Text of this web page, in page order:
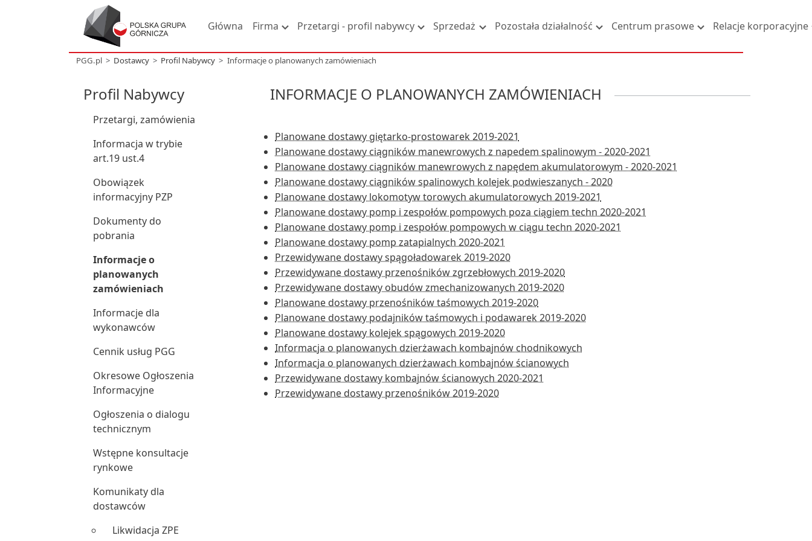
Główna Firma Przetargi - profil nabywcy Sprzedaż Pozostała działalność Centrum prasowe Relacje korporacyjne
PGG.pl Dostawcy Profil Nabywcy Informacje o planowanych zamówieniach
Profil Nabywcy
Przetargi, zamówienia
Informacja w trybie
art.19 ust.4
Obowiązek
informacyjny PZP
Dokumenty do
pobrania
Informacje o
planowanych
zamówieniach
Informacje dla
wykonawców
Cennik usług PGG
Okresowe Ogłoszenia
Informacyjne
Ogłoszenia o dialogu
technicznym
Wstępne konsultacje
rynkowe
Komunikaty dla
dostawców
Likwidacja ZPE
INFORMACJE O PLANOWANYCH ZAMÓWIENIACH
Planowane dostawy giętarko-prostowarek 2019-2021
Planowane dostawy ciągników manewrowych z napedem spalinowym - 2020-2021
Planowane dostawy ciągników manewrowych z napędem akumulatorowym - 2020-2021
Planowane dostawy ciągników spalinowych kolejek podwieszanych - 2020
Planowane dostawy lokomotyw torowych akumulatorowych 2019-2021
Planowane dostawy pomp i zespołów pompowych poza ciągiem techn 2020-2021
Planowane dostawy pomp i zespołów pompowych w ciągu techn 2020-2021
Planowane dostawy pomp zatapialnych 2020-2021
Przewidywane dostawy spągoładowarek 2019-2020
Przewidywane dostawy przenośników zgrzebłowych 2019-2020
Przewidywane dostawy obudów zmechanizowanych 2019-2020
Planowane dostawy przenośników taśmowych 2019-2020
Planowane dostawy podajników taśmowych i podawarek 2019-2020
Planowane dostawy kolejek spągowych 2019-2020
Informacja o planowanych dzierżawach kombajnów chodnikowych
Informacja o planowanych dzierżawach kombajnów ścianowych
Przewidywane dostawy kombajnów ścianowych 2020-2021
Przewidywane dostawy przenośników 2019-2020